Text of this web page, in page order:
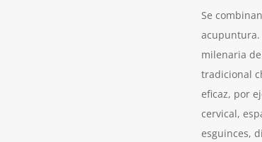
Se
acupuntura.
milenaria
tradicional
eficaz, por
cervical,
esguinces,